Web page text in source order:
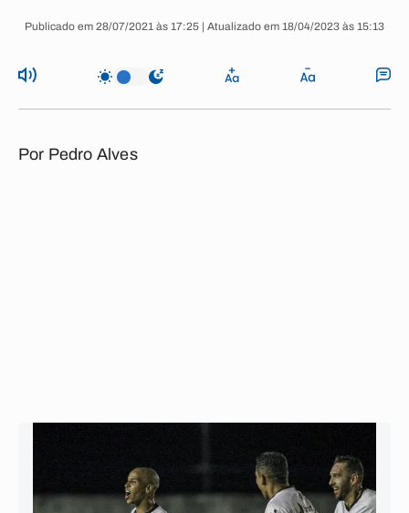
Publicado em 28/07/2021 às 17:25 | Atualizado em 18/04/2023 às 15:13
Por Pedro Alves